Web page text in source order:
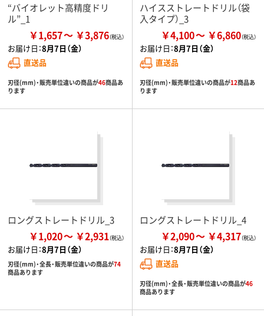
“バイオレット高精度ドリ
ル”_1
￥1,657 ￥3,876
お届け日：8月7日（金）
直送品
刃径(mm)・販売単位違いの商品が46商品あ
ります
ハイスストレートドリル（袋
入タイプ）_3
￥4,100 ￥6,860
お届け日：8月7日（金）
直送品
刃径(mm)・販売単位違いの商品が12商品あ
ります
ロングストレートドリル_3
￥1,020 ￥2,931
お届け日：8月7日（金）
刃径(mm)・全長・販売単位違いの商品が74
商品あります
ロングストレートドリル_4
￥2,090 ￥4,317
お届け日：8月7日（金）
直送品
刃径(mm)・全長・販売単位違いの商品が46
商品あります